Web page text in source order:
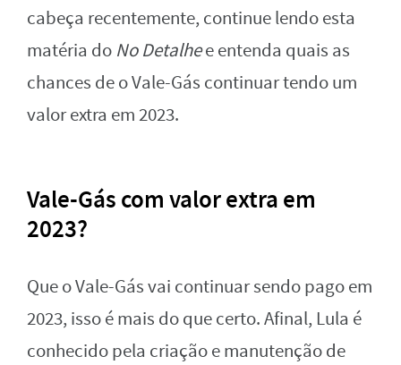
cabeça recentemente, continue lendo esta
matéria do No Detalhee entenda quais as
chances de o Vale-Gás continuar tendo um
valor extra em 2023.
Vale-Gás com valor extra em
2023?
Que o Vale-Gás vai continuar sendo pago em
2023, isso é mais do que certo. Afinal, Lula é
conhecido pela criação e manutenção de